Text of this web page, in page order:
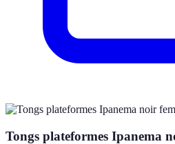
Tongs plateformes Ipanema